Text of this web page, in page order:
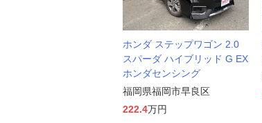
ホンダ ステップワゴン 2.0
スパーダ ハイブリッド G EX
ホンダセンシング
福岡県福岡市早良区
222.4万円